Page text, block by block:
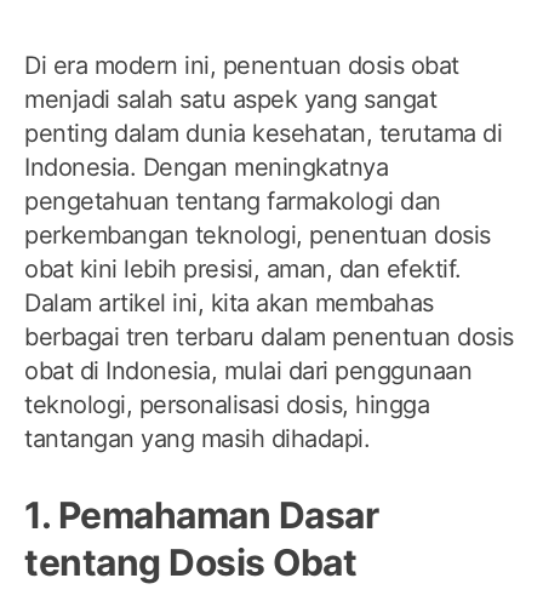
Di era modern ini, penentuan dosis obat
menjadi salah satu aspek yang sangat
penting dalam dunia kesehatan, terutama di
Indonesia. Dengan meningkatnya
pengetahuan tentang farmakologi dan
perkembangan teknologi, penentuan dosis
obat kini lebih presisi, aman, dan efektif.
Dalam artikel ini, kita akan membahas
berbagai tren terbaru dalam penentuan dosis
obat di Indonesia, mulai dari penggunaan
teknologi, personalisasi dosis, hingga
tantangan yang masih dihadapi.
1. Pemahaman Dasar
tentang Dosis Obat